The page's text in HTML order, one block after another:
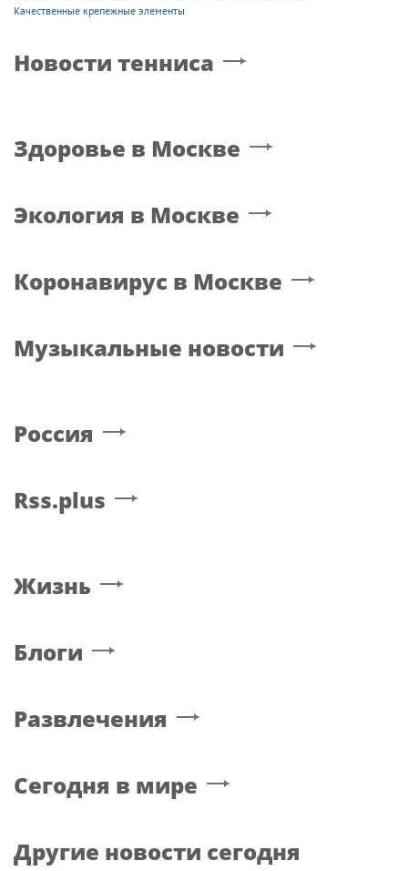
Качественные крепежные элементы
Новости тенниса
Здоровье в Москве
Экология в Москве
Коронавирус в Москве
Музыкальные новости
Россия
Rss.plus
Жизнь
Блоги
Развлечения
Сегодня в мире
Другие новости сегодня